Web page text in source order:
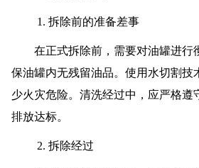
1. 拆除前的准备差事
在正式拆除前，需要对油罐进行
保油罐内无残留油品。使用水切割技
少火灾危险。清洗经过中，应严格遵
排放达标。
2. 拆除经过